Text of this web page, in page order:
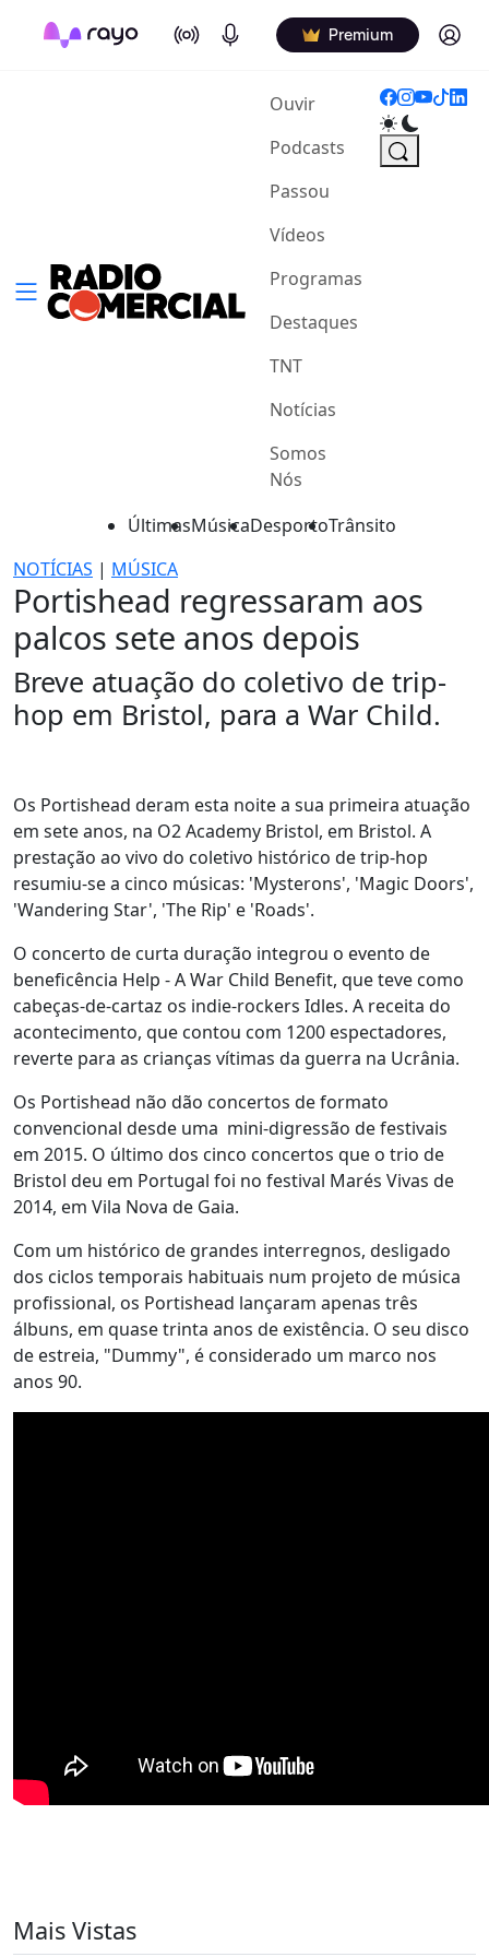
On Air Podcasts Premium Log in
Ouvir(current)
Podcasts
Passou
Vídeos
Programas
Destaques
TNT
Notícias
Somos
Nós
ÚltimasMúsicaDesportoTrânsito
NOTÍCIAS | MÚSICA
Portishead regressaram aos
palcos sete anos depois
Breve atuação do coletivo de trip-
hop em Bristol, para a War Child.
Os Portishead deram esta noite a sua primeira atuação
em sete anos, na O2 Academy Bristol, em Bristol. A
prestação ao vivo do coletivo histórico de trip-hop
resumiu-se a cinco músicas: 'Mysterons', 'Magic Doors',
'Wandering Star', 'The Rip' e 'Roads'.
O concerto de curta duração integrou o evento de
beneficência Help - A War Child Benefit, que teve como
cabeças-de-cartaz os indie-rockers Idles. A receita do
acontecimento, que contou com 1200 espectadores,
reverte para as crianças vítimas da guerra na Ucrânia.
Os Portishead não dão concertos de formato
convencional desde uma mini-digressão de festivais
em 2015. O último dos cinco concertos que o trio de
Bristol deu em Portugal foi no festival Marés Vivas de
2014, em Vila Nova de Gaia.
Com um histórico de grandes interregnos, desligado
dos ciclos temporais habituais num projeto de música
profissional, os Portishead lançaram apenas três
álbuns, em quase trinta anos de existência. O seu disco
de estreia, "Dummy", é considerado um marco nos
anos 90.
Mais Vistas